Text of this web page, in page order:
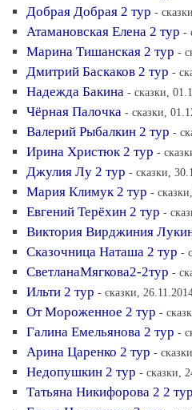
Добрая Добрая 2 тур -
Атамановская Елена 2 тур -
Марина Тишанская 2 тур -
Дмитрий Баскаков 2 тур -
Надежда Бакина - сказки,
Чёрная Палочка - сказки,
Валерий Рыбалкин 2 тур -
Ирина Христюк 2 тур -
Джулия Лу 2 тур - сказки,
Мария Климук 2 тур -
Евгений Терёхин 2 тур -
Виктория Вирджиния
Сказочница Наташа 2 тур -
СветланаМягкова2-2тур -
Ильти 2 тур - сказки,
От Мороженное 2 тур -
Галина Емельянова 2 тур -
Арина Царенко 2 тур -
Недопушкин 2 тур - сказки,
Татьяна Никифорова 2 2 тур